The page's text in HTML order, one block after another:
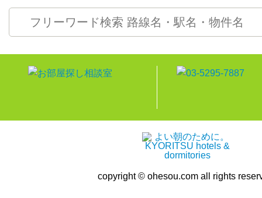
copyright © ohesou.com all rights